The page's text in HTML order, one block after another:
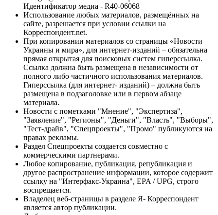
Идентификатор медиа - R40-06068
Использование любых материалов, размещённых на
сайте, разрешается при условии ссылки на
Корреспондент.net.
При копировании материалов со страницы «Новости
Украины и мира», для интернет-изданий – обязательна
прямая открытая для поисковых систем гиперссылка.
Ссылка должна быть размещена в независимости от
полного либо частичного использования материалов.
Гиперссылка (для интернет- изданий) – должна быть
размещена в подзаголовке или в первом абзаце
материала.
Новости с пометками "Мнение", "Экспертиза",
"Заявление", "Регионы", "Деньги", "Власть", "Выборы",
"Тест-драйв", "Спецпроекты", "Промо" публикуются на
правах рекламы.
Раздел Спецпроекты создается совместно с
коммерческими партнерами.
Любое копирование, публикация, републикация и
другое распространение информации, которое содержит
ссылку на "Интерфакс-Украина", EPA / UPG, строго
воспрещается.
Владелец веб-страницы в разделе Я- Корреспондент
является автор публикации.